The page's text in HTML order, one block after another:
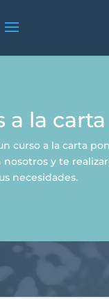
a la carta
curso a la carta
y te
necesidades.